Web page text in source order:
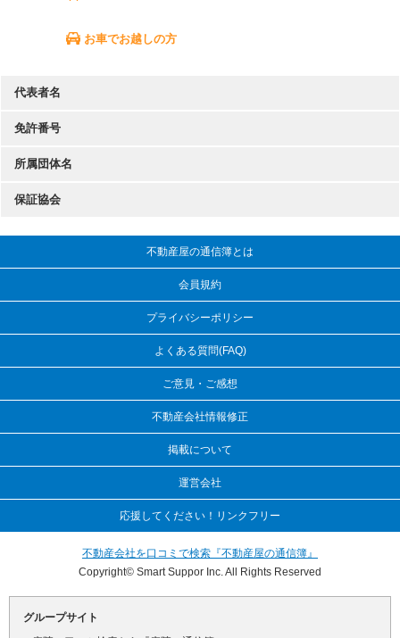
お車でお越しの方
代表者名
免許番号
所属団体名
保証協会
不動産屋の通信簿とは
会員規約
プライバシーポリシー
よくある質問(FAQ)
ご意見・ご感想
不動産会社情報修正
掲載について
運営会社
応援してください！リンクフリー
不動産会社を口コミで検索『不動産屋の通信簿』
Copyright© Smart Suppor Inc. All Rights Reserved
グループサイト